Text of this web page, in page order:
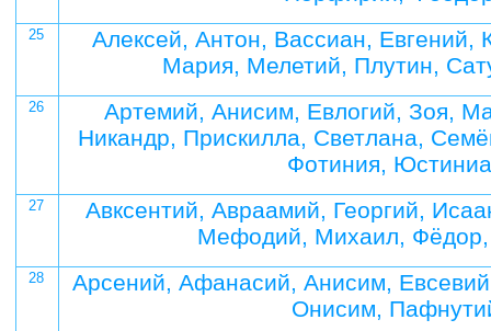
25
Алексей, Антон, Вассиан, Евгений,
Мария, Мелетий, Плутин,
26
Артемий, Анисим, Евлогий, Зоя,
Никандр, Прискилла, Светлана,
Фотиния,
27
Авксентий, Авраамий, Георгий,
Мефодий, Михаил,
28
Арсений, Афанасий, Анисим,
Онисим,